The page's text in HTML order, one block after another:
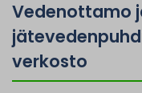
Vedenottamo
verkosto